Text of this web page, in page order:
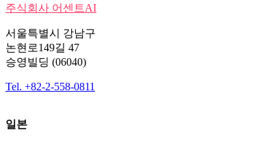
주식회사 어센트AI
서울특별시 강남구
논현로149길 47
승영빌딩 (06040)
Tel. +82-2-558-0811
일본